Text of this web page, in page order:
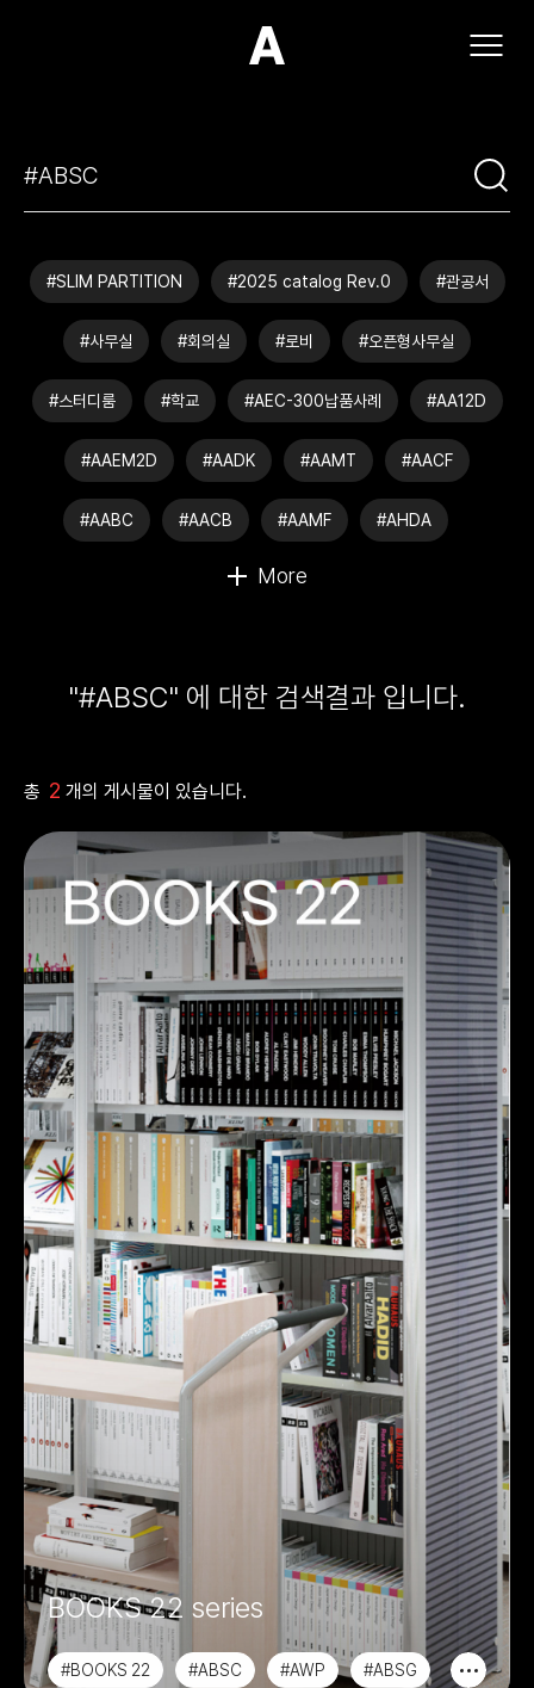
(주)아모스아인스가구
#SLIM PARTITION #2025 catalog Rev.0 #관공서
#사무실 #회의실 #로비 #오픈형사무실
#스터디룸 #학교 #AEC-300납품사례 #AA12D
#AAEM2D #AADK #AAMT #AACF
#AABC #AACB #AAMF #AHDA
"#ABSC" 에 대한 검색결과 입니다.
총 2 개의 게시물이 있습니다.
BOOKS 22 series
#BOOKS 22 #ABSC #AWP #ABSG